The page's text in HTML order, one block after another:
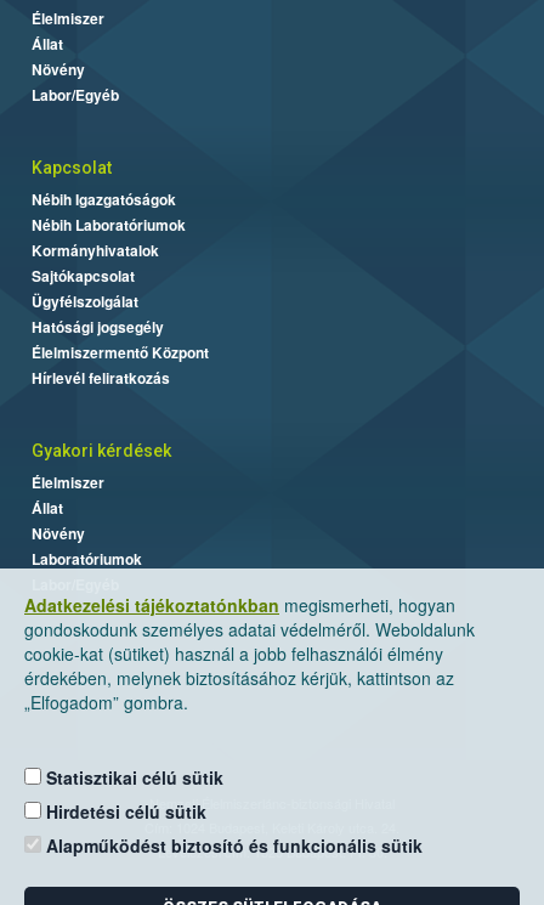
Adatkezelési tájékoztatónkban megismerheti, hogyan
gondoskodunk személyes adatai védelméről. Weboldalunk
cookie-kat (sütiket) használ a jobb felhasználói élmény
érdekében, melynek biztosításához kérjük, kattintson az
„Elfogadom” gombra.
Statisztikai célú sütik
Hirdetési célú sütik
Alapműködést biztosító és funkcionális sütik
Élelmiszer
Állat
Növény
Labor/Egyéb
Kapcsolat
Nébih Igazgatóságok
Nébih Laboratóriumok
Kormányhivatalok
Sajtókapcsolat
Ügyfélszolgálat
Hatósági jogsegély
Élelmiszermentő Központ
Hírlevél feliratkozás
Gyakori kérdések
Élelmiszer
Állat
Növény
Laboratóriumok
Nemzeti Élelmiszerlánc-biztonsági Hivatal
Levelezési cím: 1525 Budapest. Pf. 30.